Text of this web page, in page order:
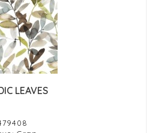
LEAVES